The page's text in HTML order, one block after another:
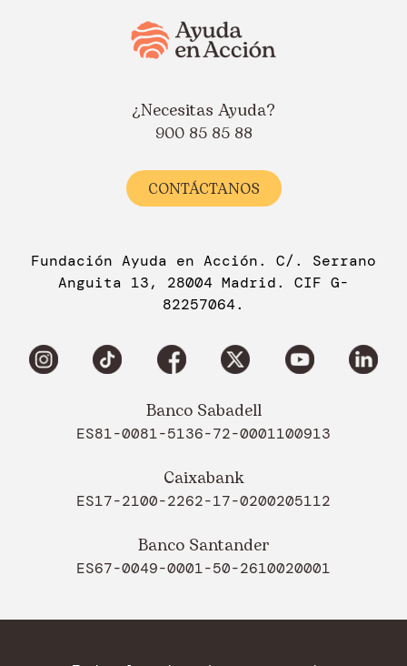
¿Necesitas Ayuda?
900 85 85 88
CONTÁCTANOS
Fundación Ayuda en Acción. C/. Serrano
Anguita 13, 28004 Madrid. CIF G-
82257064.
Banco Sabadell
ES81-0081-5136-72-0001100913
Caixabank
ES17-2100-2262-17-0200205112
Banco Santander
ES67-0049-0001-50-2610020001